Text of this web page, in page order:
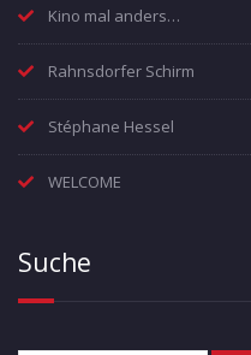
Kino mal anders…
Rahnsdorfer Schirm
Stéphane Hessel
WELCOME
Suche